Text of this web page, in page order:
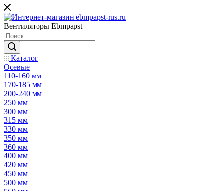
Вентиляторы Ebmpapst
Каталог
Осевые
110-160 мм
170-185 мм
200-240 мм
250 мм
300 мм
315 мм
330 мм
350 мм
360 мм
400 мм
420 мм
450 мм
500 мм